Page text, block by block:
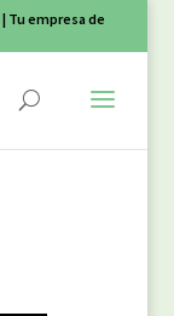
| Tu empresa de